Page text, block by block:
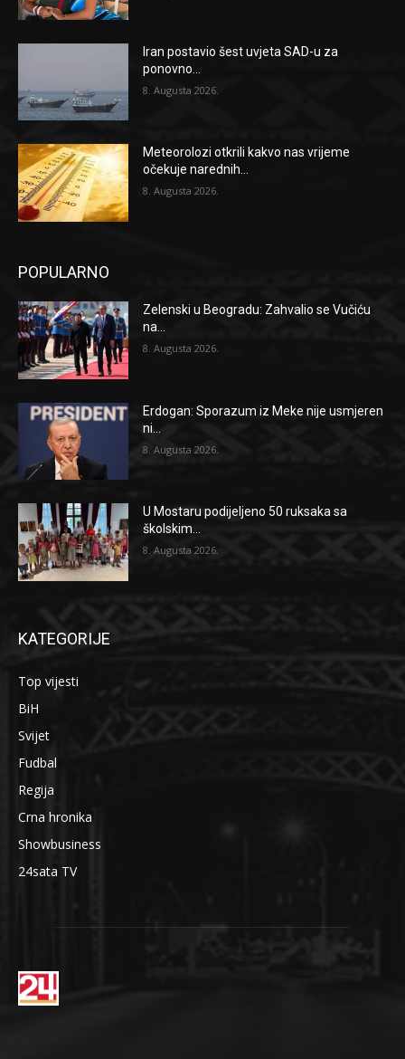
Iran postavio šest uvjeta SAD-u za
ponovno...
8. Augusta 2026.
Meteorolozi otkrili kakvo nas vrijeme
očekuje narednih...
8. Augusta 2026.
POPULARNO
Zelenski u Beogradu: Zahvalio se Vučiću
na...
8. Augusta 2026.
Erdogan: Sporazum iz Meke nije usmjeren
ni...
8. Augusta 2026.
U Mostaru podijeljeno 50 ruksaka sa
školskim...
8. Augusta 2026.
KATEGORIJE
Top vijesti
BiH
Svijet
Fudbal
Regija
Crna hronika
Showbusiness
24sata TV